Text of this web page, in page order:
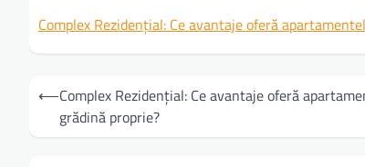
Complex Rezidențial: Ce avantaje oferă
Navigare
articole
⟵Complex Rezidențial: Ce avantaje oferă
grădină proprie?